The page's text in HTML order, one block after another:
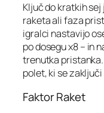
Ključ do kratkih
raketa ali faza
igralci nastavijo
po dosegu x8 – in
trenutka
polet, ki se
Faktor Raket